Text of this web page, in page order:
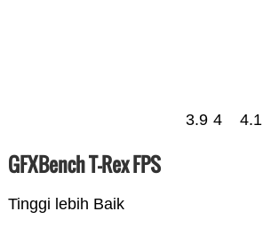
3.9 4 4.1
GFXBench T-Rex FPS
Tinggi lebih Baik